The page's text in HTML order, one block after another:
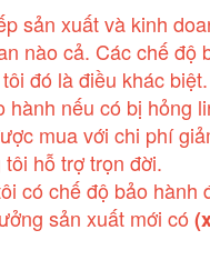
sản xuất và kinh
nào cả. Các chế độ
đó là điều khác biệt.
hành nếu có bị hỏng
mua với chi phí
hỗ trợ trọn đời.
có chế độ bảo hành
sản xuất mới có